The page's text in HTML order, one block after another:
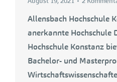
Allensbach Hochschule
anerkannte Hochschule
Hochschule Konstanz
Bachelor- und